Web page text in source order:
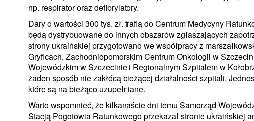
np. respirator oraz defibrylatory.
Dary o wartości 300 tys. zł. trafią do Centrum Medycyny
będą dystrybuowane do innych obszarów zgłaszających
strony ukraińskiej przygotowano we współpracy z
Gryficach, Zachodniopomorskim Centrum Onkologii w
Wojewódzkim w Szczecinie i Regionalnym Szpitalem w
żaden sposób nie zakłócą bieżącej działalności szpitali.
które są na bieżąco uzupełniane.
Warto wspomnieć, że kilkanaście dni temu Samorząd
Stacją Pogotowia Ratunkowego przekazał stronie ukraińskiej